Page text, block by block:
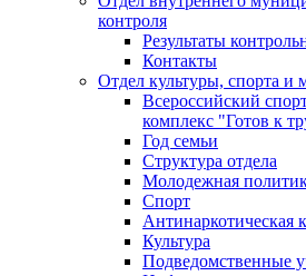
контроля
Результаты
Контакты
Отдел культуры, спорта и
Всероссийский
комплекс "Готов к
Год семьи
Структура отдела
Молодежная
Спорт
Антинаркотическая
Культура
Подведомственные